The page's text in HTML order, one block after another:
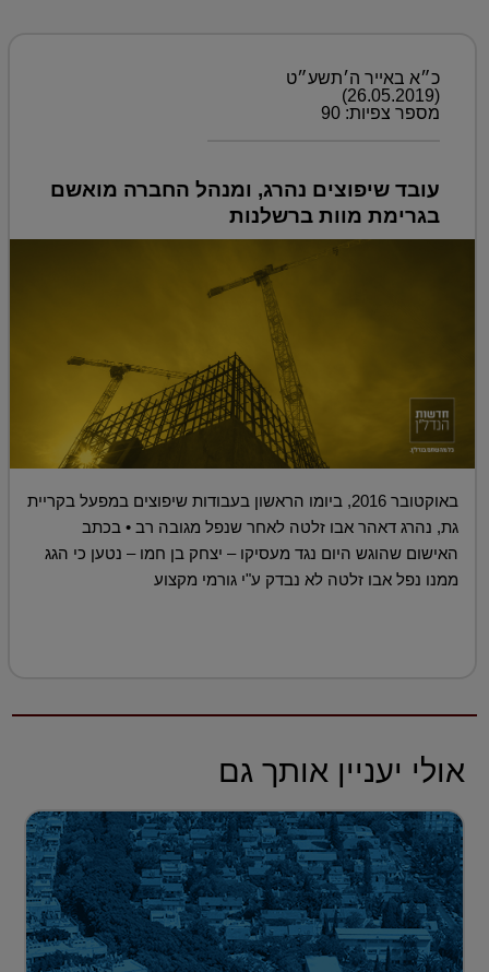
כ״א באייר ה׳תשע״ט
(26.05.2019)
מספר צפיות: 90
עובד שיפוצים נהרג, ומנהל החברה מואשם
בגרימת מוות ברשלנות
באוקטובר 2016, ביומו הראשון בעבודות שיפוצים במפעל בקריית
גת, נהרג דאהר אבו זלטה לאחר שנפל מגובה רב • בכתב
האישום שהוגש היום נגד מעסיקו – יצחק בן חמו – נטען כי הגג
ממנו נפל אבו זלטה לא נבדק ע"י גורמי מקצוע
אולי יעניין אותך גם